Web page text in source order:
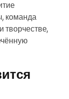
команда
творчестве,